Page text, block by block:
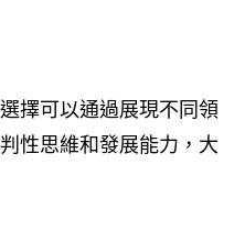
擇可以通過展現不同領
性思維和發展能力，大